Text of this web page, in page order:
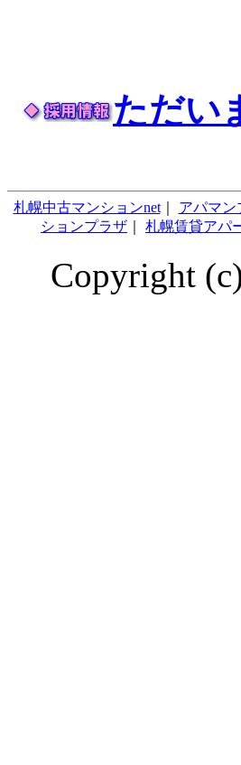
ただい
札幌中古マンションnet｜ アパマン
ションプラザ
札幌賃貸アパ
Copyright